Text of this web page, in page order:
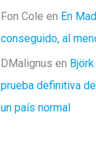
Fon Cole en En
conseguido, al
DMalignus en
prueba definitiva
un país normal